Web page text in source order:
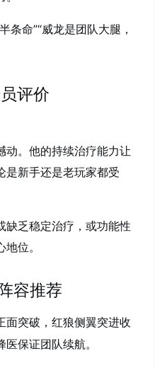
条命”“威龙是团队大腿，
评价
动。他的持续治疗能力让
是新手还是老玩家都受
缺乏稳定治疗，或功能性
位。
容推荐
面突破，红狼侧翼突进收
保证团队续航。